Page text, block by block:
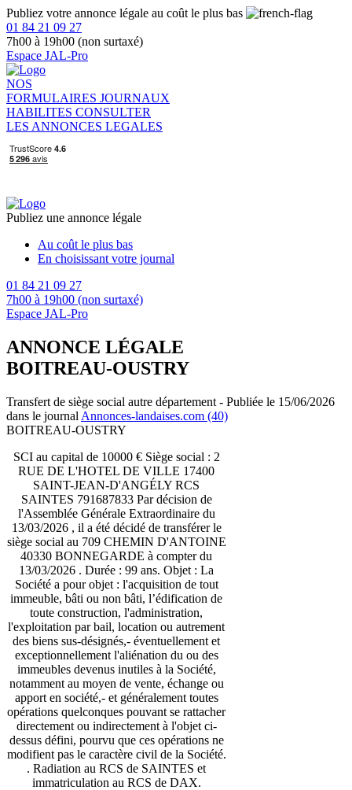
Publiez votre annonce légale au coût le plus bas
01 84 21 09 27
7h00 à 19h00 (non surtaxé)
Espace JAL-Pro
NOS
FORMULAIRES JOURNAUX
HABILITES CONSULTER
LES ANNONCES LEGALES
Publiez une annonce légale
Au coût le plus bas
En choisissant votre journal
01 84 21 09 27
7h00 à 19h00 (non surtaxé)
Espace JAL-Pro
ANNONCE LÉGALE
BOITREAU-OUSTRY
Transfert de siège social autre département - Publiée le 15/06/2026
dans le journal Annonces-landaises.com (40)
BOITREAU-OUSTRY
SCI au capital de 10000 € Siège social : 2
RUE DE L'HOTEL DE VILLE 17400
SAINT-JEAN-D'ANGÉLY RCS
SAINTES 791687833 Par décision de
l'Assemblée Générale Extraordinaire du
13/03/2026 , il a été décidé de transférer le
siège social au 709 CHEMIN D'ANTOINE
40330 BONNEGARDE à compter du
13/03/2026 . Durée : 99 ans. Objet : La
Société a pour objet : l'acquisition de tout
immeuble, bâti ou non bâti, l’édification de
toute construction, l'administration,
l'exploitation par bail, location ou autrement
des biens sus-désignés,- éventuellement et
exceptionnellement l'aliénation du ou des
immeubles devenus inutiles à la Société,
notamment au moyen de vente, échange ou
apport en société,- et généralement toutes
opérations quelconques pouvant se rattacher
directement ou indirectement à l'objet ci-
dessus défini, pourvu que ces opérations ne
modifient pas le caractère civil de la Société.
. Radiation au RCS de SAINTES et
immatriculation au RCS de DAX.